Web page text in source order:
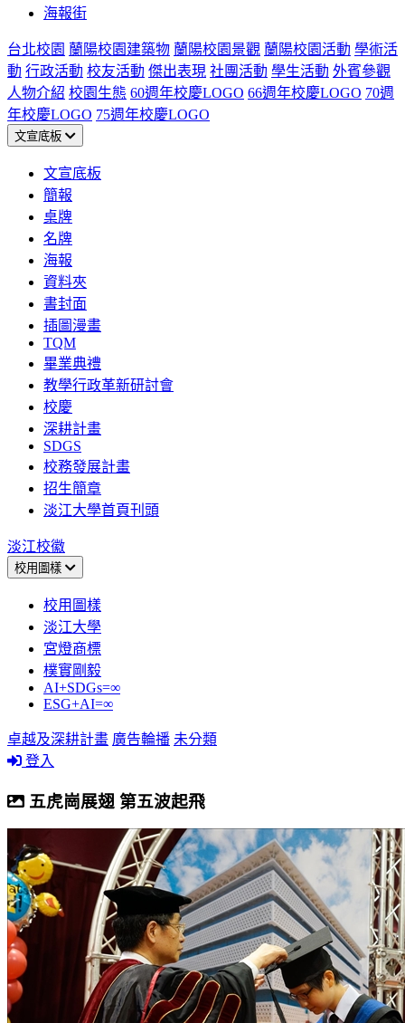
海報街
台北校園 蘭陽校園建築物 蘭陽校園景觀 蘭陽校園活動 學術活
動 行政活動 校友活動 傑出表現 社團活動 學生活動 外賓參觀
人物介紹 校園生態 60週年校慶LOGO 66週年校慶LOGO 70週
年校慶LOGO 75週年校慶LOGO
文宣底板
文宣底板
簡報
桌牌
名牌
海報
資料夾
書封面
插圖漫畫
TQM
畢業典禮
教學行政革新研討會
校慶
深耕計畫
SDGS
校務發展計畫
招生簡章
淡江大學首頁刊頭
淡江校徽
校用圖樣
校用圖樣
淡江大學
宮燈商標
樸實剛毅
AI+SDGs=∞
ESG+AI=∞
卓越及深耕計畫 廣告輪播 未分類
登入
五虎崗展翅 第五波起飛